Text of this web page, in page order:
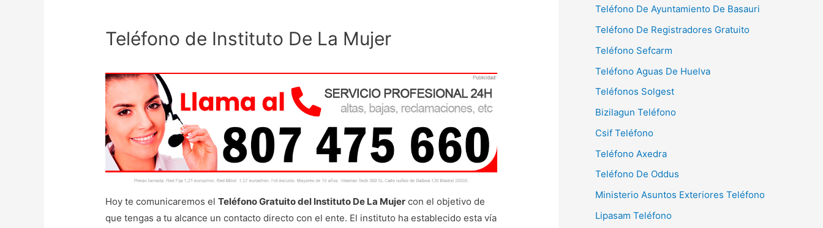
Teléfono de Instituto De La Mujer
Hoy te comunicaremos elTeléfono Gratuito del Instituto De La Mujer con el objetivo de
que tengas a tu alcance un contacto directo con el ente. El instituto ha establecido esta vía
Teléfono De Ayuntamiento De Basauri
Teléfono De Registradores Gratuito
Teléfono Sefcarm
Teléfono Aguas De Huelva
Teléfonos Solgest
Bizilagun Teléfono
Csif Teléfono
Teléfono Axedra
Teléfono De Oddus
Ministerio Asuntos Exteriores Teléfono
Lipasam Teléfono